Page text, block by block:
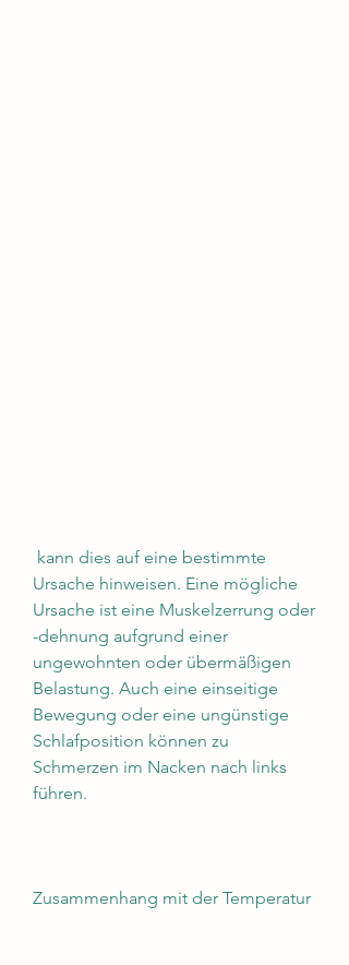
Ursache hinweisen. Eine mögliche
Ursache ist eine Muskelzerrung oder
-dehnung aufgrund einer
ungewohnten oder übermäßigen
Belastung. Auch eine einseitige
Bewegung oder eine ungünstige
Schlafposition können zu
Schmerzen im Nacken nach links
führen.
Zusammenhang mit der Temperatur